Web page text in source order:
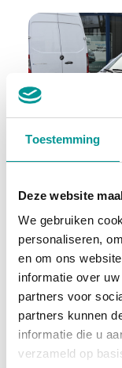
Toestemming
Deze website
We gebruiken
personaliseren,
en om ons
informatie over
partners voor
partners kunnen
informatie die u
verzameld op
BTW
Automaat -
€440.32
72 maanden